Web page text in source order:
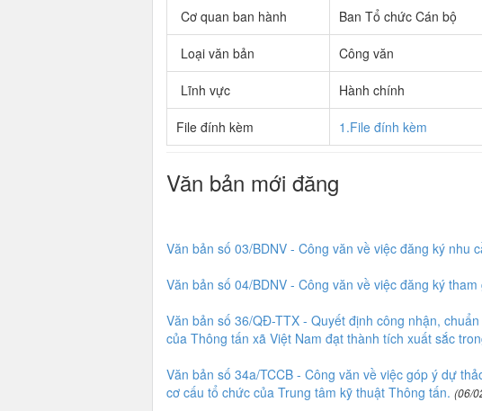
Cơ quan ban hành Ban Tổ chức Cán bộ
Loại văn bản Công văn
Lĩnh vực Hành chính
File đính kèm 1.File đính kèm
Văn bản mới đăng
Văn bản số 03/BDNV - Công văn về việc đăng ký nhu
Văn bản số 04/BDNV - Công văn về việc đăng ký
Văn bản số 36/QĐ-TTX - Quyết định công nhận,
của Thông tấn xã Việt Nam đạt thành tích xuất sắc
Văn bản số 34a/TCCB - Công văn về việc góp ý dự
cơ cấu tổ chức của Trung tâm kỹ thuật Thông tấn. (06/